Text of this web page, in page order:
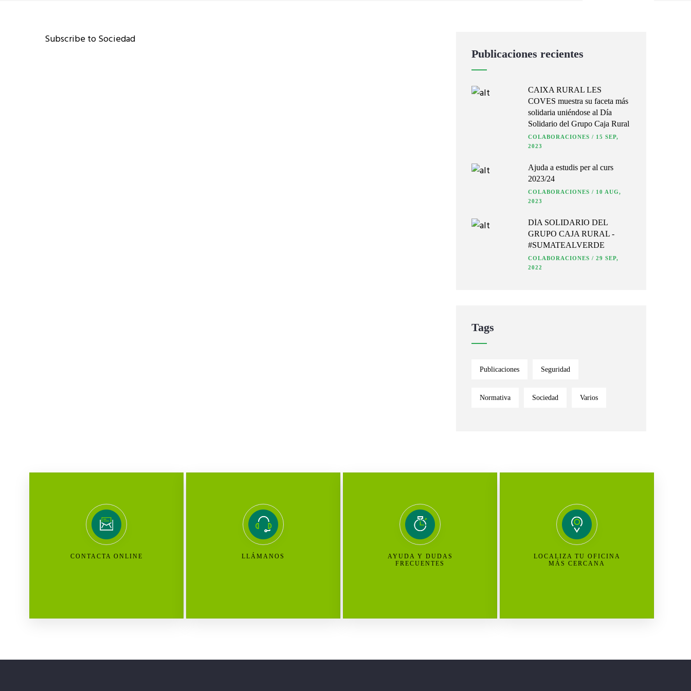
Subscribe to Sociedad
Publicaciones recientes
CAIXA RURAL LES
COVES muestra su faceta más
solidaria uniéndose al Día
Solidario del Grupo Caja Rural
COLABORACIONES / 15 SEP,
2023
Ajuda a estudis per al curs
2023/24
COLABORACIONES / 10 AUG,
2023
DÍA SOLIDARIO DEL
GRUPO CAJA RURAL -
#SUMATEALVERDE
COLABORACIONES / 29 SEP,
2022
Tags
Publicaciones Seguridad
Normativa Sociedad Varios
CONTACTA ONLINE LLÁMANOS
AYUDA Y DUDAS
FRECUENTES
LOCALIZA TU OFICINA
MÁS CERCANA